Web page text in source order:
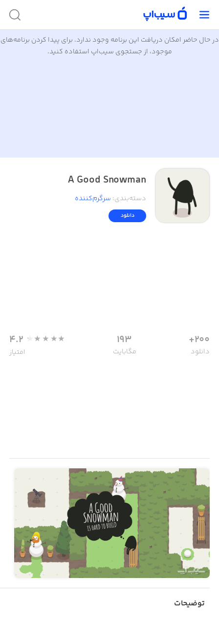
در حال حاضر امکان دریافت این برنامه وجود ندارد. برای پیدا کردن برنامه‌های
موجود، از جستجوی سیب‌اپ استفاده کنید.
A Good Snowman
دسته‌بندی: سرگرم‌کننده
دانلود
200+
دانلود
193
مگابایت
4.2
امتیاز
توضیحات